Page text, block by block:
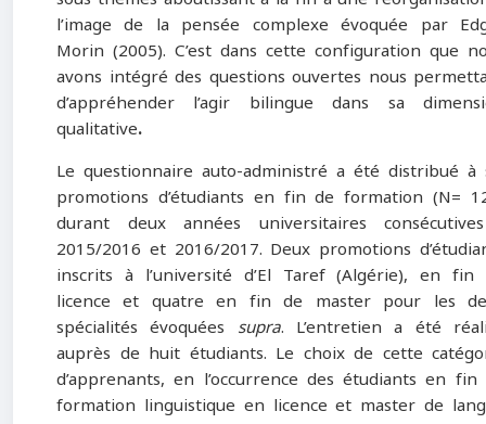
l’image de la pensée complexe évoquée par
Morin (2005). C’est dans cette configuration que
avons intégré des questions ouvertes nous
d’appréhender l’agir bilingue dans sa
qualitative.
Le questionnaire auto-administré a été distribué à
promotions d’étudiants en fin de formation (N=
durant deux années universitaires
2015/2016 et 2016/2017. Deux promotions
inscrits à l’université d’El Taref (Algérie), en fin
licence et quatre en fin de master pour les
spécialités évoquées supra. L’entretien a été
auprès de huit étudiants. Le choix de cette
d’apprenants, en l’occurrence des étudiants en fin
formation linguistique en licence et master de